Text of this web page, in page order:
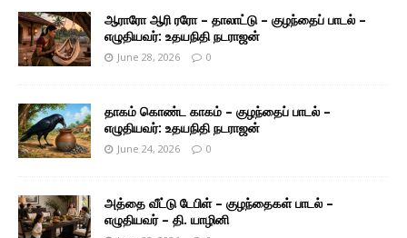
ஆராரோ ஆரி ரரோ – தாலாட்டு – குழந்தைப் பாடல் –
எழுதியவர்: உதயநிதி நடராஜன்
June 28, 2026 0
தாகம் கொண்ட காகம் – குழந்தைப் பாடல் –
எழுதியவர்: உதயநிதி நடராஜன்
June 24, 2026 0
அத்தை வீட்டு டேபிள் – குழந்தைகள் பாடல் –
எழுதியவர் – தி. யாழினி